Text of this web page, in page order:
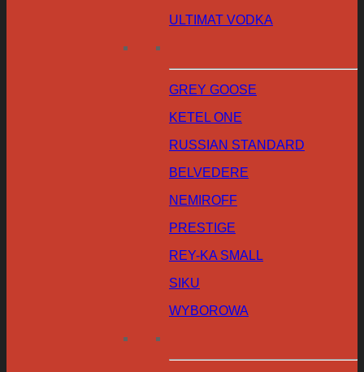
ULTIMAT VODKA
GREY GOOSE
KETEL ONE
RUSSIAN STANDARD
BELVEDERE
NEMIROFF
PRESTIGE
REY-KA SMALL
SIKU
WYBOROWA